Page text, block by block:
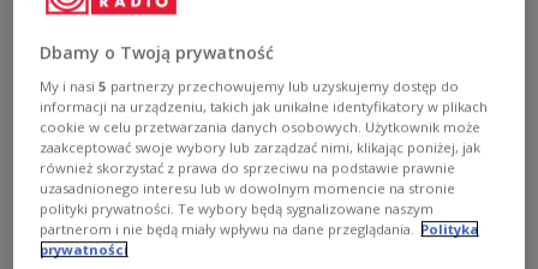
Zobacz więcej na temat:
Dbamy o Twoją prywatność
My i nasi5 partnerzy przechowujemy lub uzyskujemy dostęp do
informacji na urządzeniu, takich jak unikalne identyfikatory w plikach
cookie w celu przetwarzania danych osobowych. Użytkownik może
zaakceptować swoje wybory lub zarządzać nimi, klikając poniżej, jak
również skorzystać z prawa do sprzeciwu na podstawie prawnie
uzasadnionego interesu lub w dowolnym momencie na stronie
polityki prywatności. Te wybory będą sygnalizowane naszym
partnerom i nie będą miały wpływu na dane przeglądania.
Polityka
prywatności